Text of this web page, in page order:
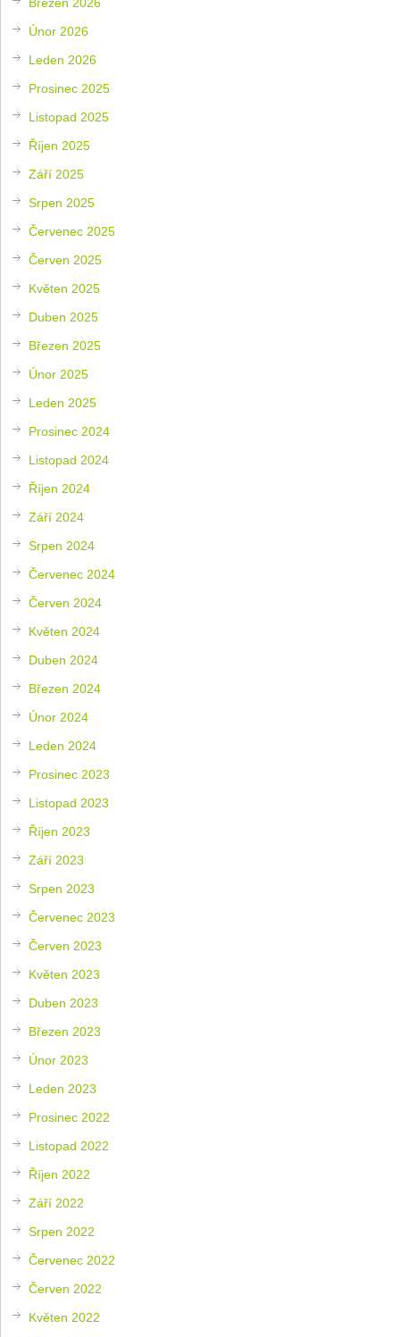
Únor 2026
Leden 2026
Prosinec 2025
Listopad 2025
Říjen 2025
Září 2025
Srpen 2025
Červenec 2025
Červen 2025
Květen 2025
Duben 2025
Březen 2025
Únor 2025
Leden 2025
Prosinec 2024
Listopad 2024
Říjen 2024
Září 2024
Srpen 2024
Červenec 2024
Červen 2024
Květen 2024
Duben 2024
Březen 2024
Únor 2024
Leden 2024
Prosinec 2023
Listopad 2023
Říjen 2023
Září 2023
Srpen 2023
Červenec 2023
Červen 2023
Květen 2023
Duben 2023
Březen 2023
Únor 2023
Leden 2023
Prosinec 2022
Listopad 2022
Říjen 2022
Září 2022
Srpen 2022
Červenec 2022
Červen 2022
Květen 2022